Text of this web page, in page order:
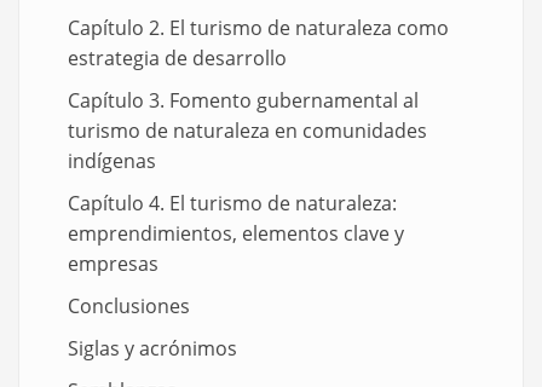
Capítulo 2. El turismo de naturaleza como
estrategia de desarrollo
Capítulo 3. Fomento gubernamental al
turismo de naturaleza en comunidades
indígenas
Capítulo 4. El turismo de naturaleza:
emprendimientos, elementos clave y
empresas
Conclusiones
Siglas y acrónimos